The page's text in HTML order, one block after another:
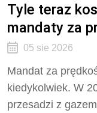
Tyle teraz
mandaty za
05 sie 2026
Mandat za
kiedykolwiek. W
przesadzi z